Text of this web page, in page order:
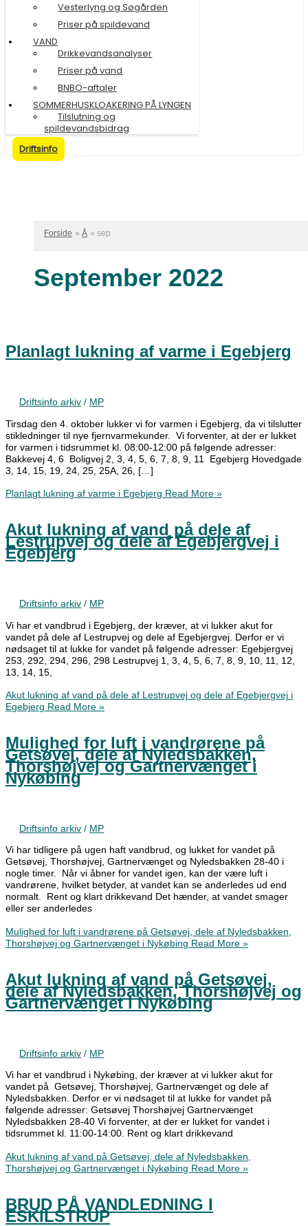
Vesterlyng og Søgården
Priser på spildevand
VAND
Drikkevandsanalyser
Priser på vand
BNBO-aftaler
SOMMERHUSKLOAKERING PÅ LYNGEN
Tilslutning og
spildevandsbidrag
Driftsinfo
Forside Å sep
September 2022
Planlagt lukning af varme i Egebjerg
Driftsinfo arkiv / MP
Tirsdag den 4. oktober lukker vi for varmen i Egebjerg, da vi tilslutter
stikledninger til nye fjernvarmekunder. Vi forventer, at der er lukket
for varmen i tidsrummet kl. 08:00-12:00 på følgende adresser:
Bakkevej 4, 6 Boligvej 2, 3, 4, 5, 6, 7, 8, 9, 11 Egebjerg Hovedgade
3, 14, 15, 19, 24, 25, 25A, 26, […]
Planlagt lukning af varme i Egebjerg Read More »
Akut lukning af vand på dele af
Lestrupvej og dele af Egebjergvej i
Egebjerg
Driftsinfo arkiv / MP
Vi har et vandbrud i Egebjerg, der kræver, at vi lukker akut for
vandet på dele af Lestrupvej og dele af Egebjergvej. Derfor er vi
nødsaget til at lukke for vandet på følgende adresser: Egebjergvej
253, 292, 294, 296, 298 Lestrupvej 1, 3, 4, 5, 6, 7, 8, 9, 10, 11, 12,
13, 14, 15,
Akut lukning af vand på dele af Lestrupvej og dele af Egebjergvej i
Egebjerg Read More »
Mulighed for luft i vandrørene på
Getsøvej, dele af Nyledsbakken,
Thorshøjvej og Gartnervænget i
Nykøbing
Driftsinfo arkiv / MP
Vi har tidligere på ugen haft vandbrud, og lukket for vandet på
Getsøvej, Thorshøjvej, Gartnervænget og Nyledsbakken 28-40 i
nogle timer. Når vi åbner for vandet igen, kan der være luft i
vandrørene, hvilket betyder, at vandet kan se anderledes ud end
normalt. Rent og klart drikkevand Det hænder, at vandet smager
eller ser anderledes
Mulighed for luft i vandrørene på Getsøvej, dele af Nyledsbakken,
Thorshøjvej og Gartnervænget i Nykøbing Read More »
Akut lukning af vand på Getsøvej,
dele af Nyledsbakken, Thorshøjvej og
Gartnervænget i Nykøbing
Driftsinfo arkiv / MP
Vi har et vandbrud i Nykøbing, der kræver at vi lukker akut for
vandet på Getsøvej, Thorshøjvej, Gartnervænget og dele af
Nyledsbakken. Derfor er vi nødsaget til at lukke for vandet på
følgende adresser: Getsøvej Thorshøjvej Gartnervænget
Nyledsbakken 28-40 Vi forventer, at der er lukket for vandet i
tidsrummet kl. 11:00-14:00. Rent og klart drikkevand
Akut lukning af vand på Getsøvej, dele af Nyledsbakken,
Thorshøjvej og Gartnervænget i Nykøbing Read More »
BRUD PÅ VANDLEDNING I
ESKILSTRUP